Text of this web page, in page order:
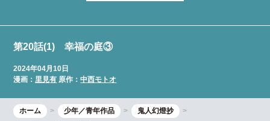
第20話(1) 幸福の庭③
2024年04月10日
漫画： 里見有 原作：中西モトオ
ホーム 少年／青年作品
鬼人幻燈抄